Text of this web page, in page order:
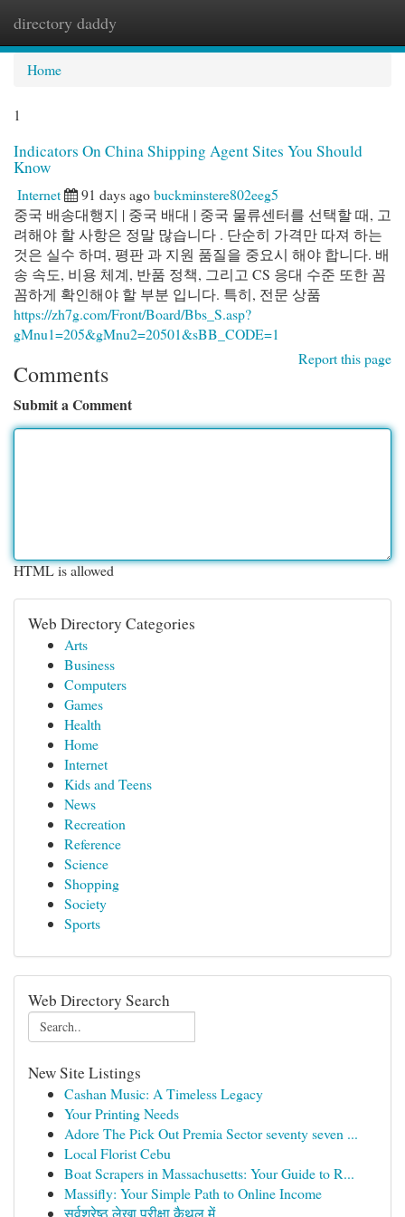
directory daddy
Home
1
Indicators On China Shipping Agent Sites You Should
Know
Internet 91 days agobuckminstere802eeg5
중국 배송대행지 | 중국 배대 | 중국 물류센터를 선택할 때, 고
려해야 할 사항은 정말 많습니다 . 단순히 가격만 따져 하는
것은 실수 하며, 평판 과 지원 품질을 중요시 해야 합니다. 배
송 속도, 비용 체계, 반품 정책, 그리고 CS 응대 수준 또한 꼼
꼼하게 확인해야 할 부분 입니다. 특히, 전문 상품
https://zh7g.com/Front/Board/Bbs_S.asp?
gMnu1=205&gMnu2=20501&sBB_CODE=1
Report this page
Comments
Submit a Comment
HTML is allowed
Web Directory Categories
Arts
Business
Computers
Games
Health
Home
Internet
Kids and Teens
News
Recreation
Reference
Science
Shopping
Society
Sports
Web Directory Search
New Site Listings
Cashan Music: A Timeless Legacy
Your Printing Needs
Adore The Pick Out Premia Sector seventy seven ...
Local Florist Cebu
Boat Scrapers in Massachusetts: Your Guide to R...
Massifly: Your Simple Path to Online Income
सर्वश्रेष्ठ लेखा परीक्षा कैथल में